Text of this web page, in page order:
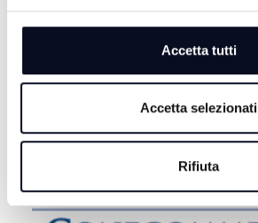
Accetta tutti
Accetta selezionati
Rifiuta